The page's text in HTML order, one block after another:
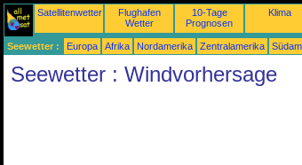
Satellitenwetter
Flughafen
Wetter
10-Tage
Prognosen
Klima
Seewetter : Europa Afrika Nordamerika Zentralamerika
Seewetter : Windvorhersage